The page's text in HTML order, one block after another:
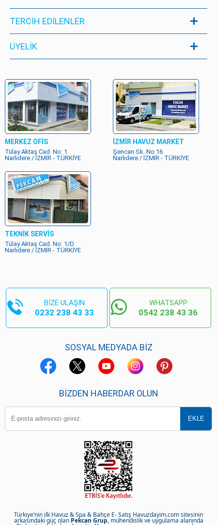
TERCİH EDİLENLER
ÜYELIK
MERKEZ OFİS
Tülay Aktaş Cad. No: 1
Narlıdere / İZMİR - TÜRKİYE
İZMİR HAVUZ MARKET
Şencan Sk. No:16
Narlıdere / İZMİR - TÜRKİYE
TEKNİK SERVİS
Tülay Aktaş Cad. No: 1/D
Narlıdere / İZMİR - TÜRKİYE
BİZE ULAŞIN
0232 238 43 33
WHATSAPP
0542 238 43 36
SOSYAL MEDYADA BİZ
BIZDEN HABERDAR OLUN
Türkiye’nin ilk Havuz & Spa & Bahçe E- Satış Havuzdayim.com sitesinin
arkasındaki güç olan Pekcan Grup, mühendislik ve uygulama alanında